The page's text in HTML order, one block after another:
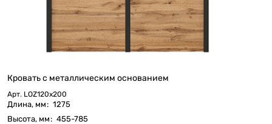
Кровать c металлическим основанием
Арт. LOZ120х200
Длина, мм: 1275
Высота, мм: 455-785